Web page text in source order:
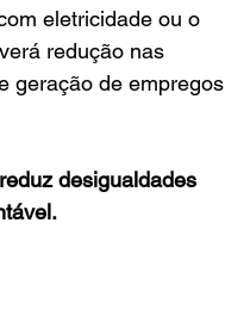
eletricidade ou o
redução nas
geração de empregos
desigualdades